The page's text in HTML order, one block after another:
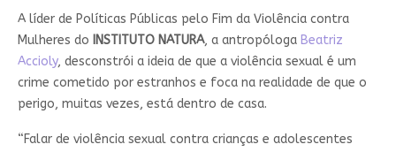
A líder de Políticas Públicas pelo Fim da Violência contra
Mulheres do INSTITUTO NATURA, a antropóloga Beatriz
Accioly, desconstrói a ideia de que a violência sexual é um
crime cometido por estranhos e foca na realidade de que o
perigo, muitas vezes, está dentro de casa.
“Falar de violência sexual contra crianças e adolescentes